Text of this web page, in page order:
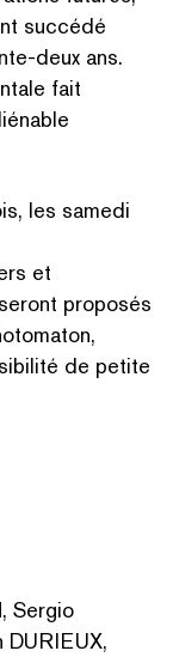
CLÉS
succédé
deux ans.
fait
les samedi
et
proposés
de petite
Sergio
DURIEUX,